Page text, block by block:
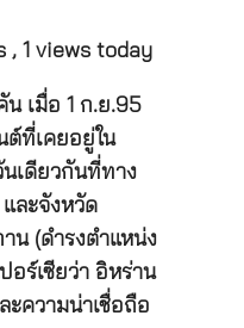
, 1 views today
เมื่อ 1 ก.ย.95
ต์ที่เคยอยู่ใน
เดียวกันที่ทาง
ละจังหวัด
น (ดำรงตำแหน่ง
ร์เซียว่า อิหร่าน
ะความน่าเชื่อถือ